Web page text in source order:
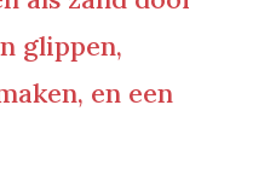
glippen,
en een